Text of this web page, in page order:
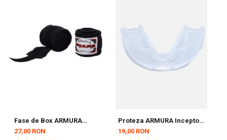
Fase de Box ARMURA
Inceptos Negre 4,5 metri
27,00 RON
Proteza ARMURA Inceptos
19,00 RON